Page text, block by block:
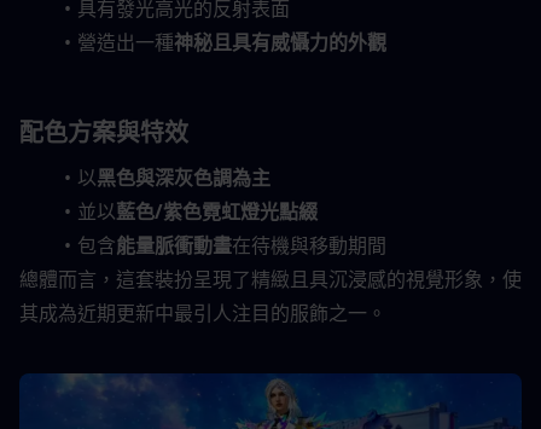
具有發光高光的反射表面
營造出一種神秘且具有威懾力的外觀
配色方案與特效
以黑色與深灰色調為主
並以藍色/紫色霓虹燈光點綴
包含能量脈衝動畫在待機與移動期間
總體而言，這套裝扮呈現了精緻且具沉浸感的視覺形象，使
其成為近期更新中最引人注目的服飾之一。